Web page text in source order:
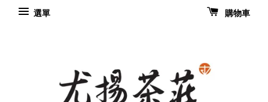
選單 購物車